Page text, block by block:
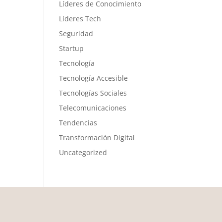
Líderes de Conocimiento
Líderes Tech
Seguridad
Startup
Tecnología
Tecnología Accesible
Tecnologías Sociales
Telecomunicaciones
Tendencias
Transformación Digital
Uncategorized